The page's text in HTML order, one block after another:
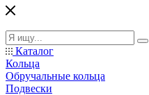
Каталог
Кольца
Обручальные кольца
Подвески